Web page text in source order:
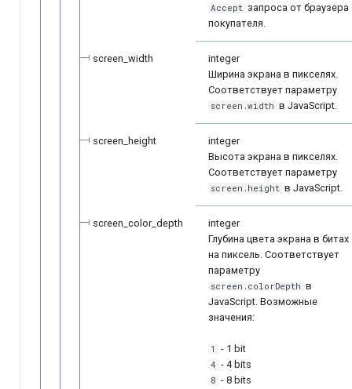
Accept запроса от браузера
покупателя.
screen_width
integer
Ширина экрана в пикселях.
Соответствует параметру
screen.width в JavaScript.
screen_height
integer
Высота экрана в пикселях.
Соответствует параметру
screen.height в JavaScript.
screen_color_depth
integer
Глубина цвета экрана в битах
на пиксель. Соответствует
параметру
screen.colorDepth в
JavaScript. Возможные
значения:
1 - 1 bit
4 - 4 bits
8 - 8 bits